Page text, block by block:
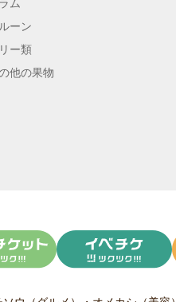
ム
ーン
ー類
他の果物